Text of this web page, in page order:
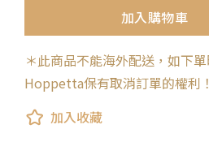
加入購物車
＊此商品不能海外配送，如下
Hoppetta保有取消訂單的權利！
加入收藏